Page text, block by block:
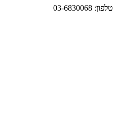
טלפון: 03-6830068